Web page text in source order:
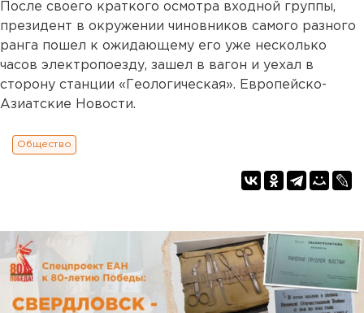
После своего краткого осмотра входной группы,
президент в окружении чиновников самого разного
ранга пошел к ожидающему его уже несколько
часов электропоезду, зашел в вагон и уехал в
сторону станции «Геологическая». Европейско-
Азиатские Новости.
Общество